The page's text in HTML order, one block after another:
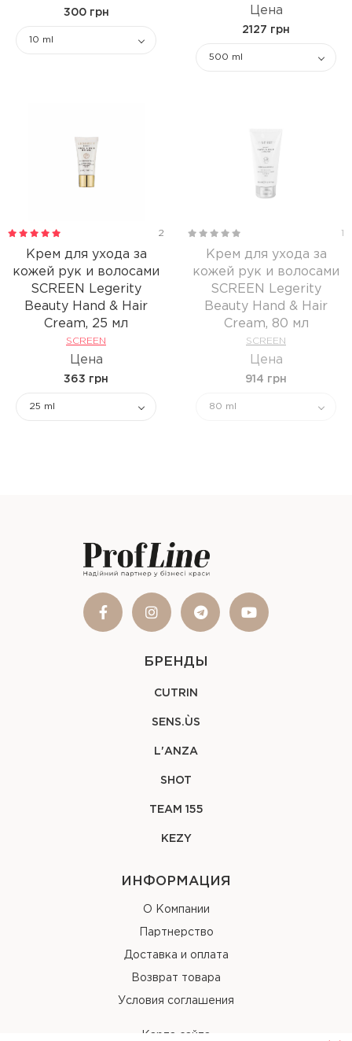
300 грн
10 ml
Цена
2127 грн
500 ml
2
Крем для ухода за
кожей рук и волосами
SCREEN Legerity
Beauty Hand & Hair
Cream, 25 мл
SCREEN
Цена
363 грн
25 ml
1
Крем для ухода за
кожей рук и волосами
SCREEN Legerity
Beauty Hand & Hair
Cream, 80 мл
SCREEN
Цена
914 грн
80 ml
БРЕНДЫ
CUTRIN
SENS.ÙS
L'ANZA
SHOT
TEAM 155
KEZY
ИНФОРМАЦИЯ
О Компании
Партнерство
Доставка и оплата
Возврат товара
Условия соглашения
Карта сайта